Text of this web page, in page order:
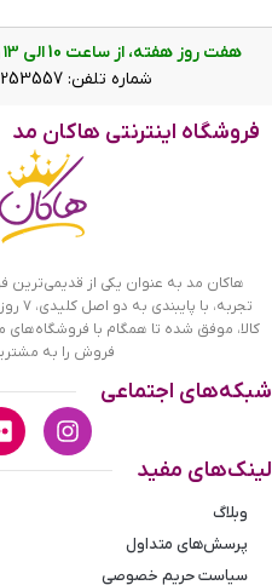
هفت روز هفته، از ساعت 10 الی ۱3 و 18 الی ۲2 پاسخگوی شما هستیم.
شماره تلفن: 42253557-۰۶۱ و 09011606807
فروشگاه اینترنتی هاکان مد
هاکان مد به عنوان یکی از قدیمی‌ترین
کالا، موفق شده تا همگام با
فروش را به
شبکه‌های اجتماعی
لینک‌های مفید
وبلاگ
پرسش‌های متداول
سیاست حریم خصوصی